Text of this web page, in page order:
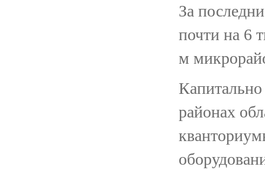
За
почти на 6
м
районах